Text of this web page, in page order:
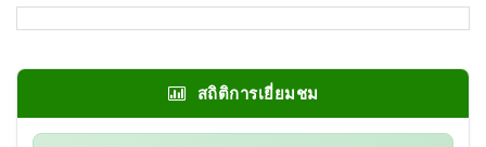
สถิติการเยี่ยมชม